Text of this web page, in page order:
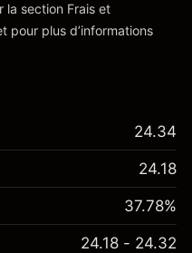
et Frais
la section Frais et
pour plus d’informations
24.34
24.18
37.78%
24.18 - 24.32